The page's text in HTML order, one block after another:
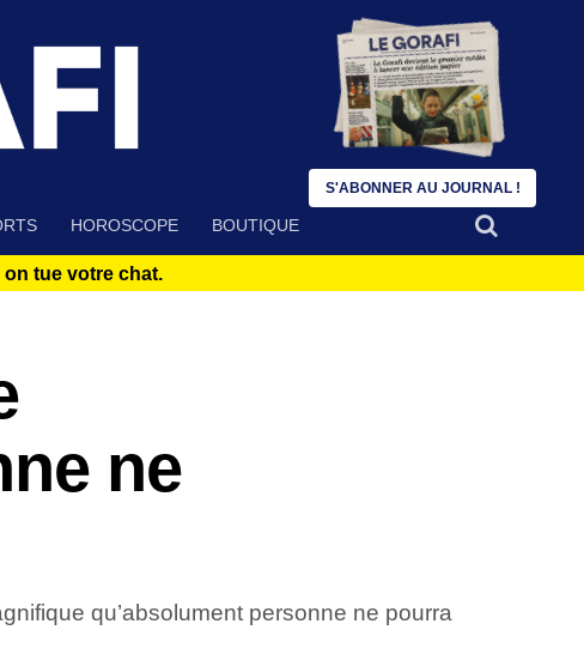
HOROSCOPE BOUTIQUE
tue votre chat.
ne
qu’absolument personne ne pourra
S'ABONNER AU JOURNAL !